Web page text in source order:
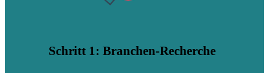
Schritt 1: Branchen-Recherche